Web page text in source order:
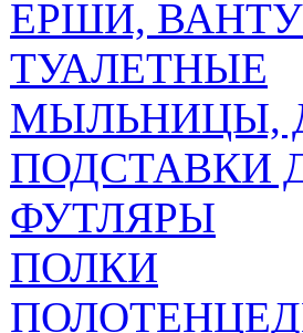
ЕРШИ,
ТУАЛЕТНЫЕ
МЫЛЬНИЦЫ,
ПОДСТАВКИ
ФУТЛЯРЫ
ПОЛКИ